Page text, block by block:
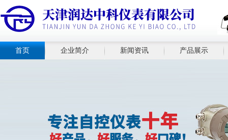
首页 企业简介 新闻资讯 产品展示